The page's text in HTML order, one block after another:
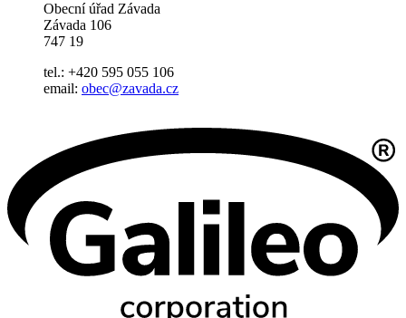
Obecní úřad Závada
Závada 106
747 19
tel.: +420 595 055 106
email: obec@zavada.cz